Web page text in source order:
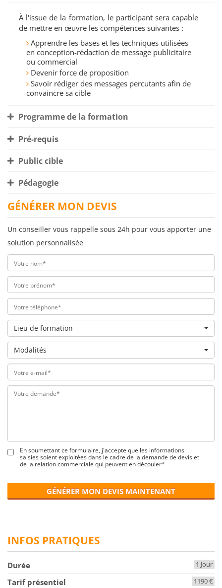
À l'issue de la formation, le participant sera capable
de mettre en œuvre les compétences suivantes :
Apprendre les bases et les techniques utilisées
en conception-rédaction de message publicitaire
ou commercial
Devenir force de proposition
Savoir rédiger des messages percutants afin de
convaincre sa cible
Programme de la formation
Pré-requis
Public cible
Pédagogie
GÉNÉRER MON DEVIS
Un conseiller vous rappelle sous 24h pour vous apporter une
solution personnalisée
Lieu de formation
Modalités
En soumettant ce formulaire, j'accepte que les informations
saisies soient exploitées dans le cadre de la demande de devis et
de la relation commerciale qui peuvent en découler*
GÉNÉRER MON DEVIS MAINTENANT
INFOS PRATIQUES
Durée 1 Jour
Tarif présentiel 1190 €